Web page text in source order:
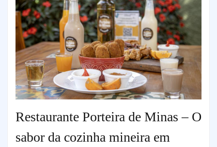
Restaurante Porteira de Minas – O
sabor da cozinha mineira em